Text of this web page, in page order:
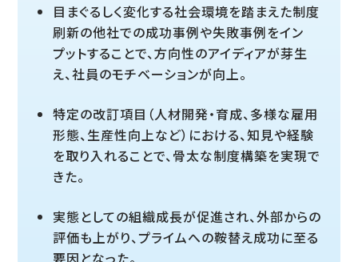
目まぐるしく変化する社会環境を踏まえた制度
刷新の他社での成功事例や失敗事例をイン
プットすることで、方向性のアイディアが芽生
え、社員のモチベーションが向上。
特定の改訂項目（人材開発・育成、多様な雇用
形態、生産性向上など）における、知見や経験
を取り入れることで、骨太な制度構築を実現で
きた。
実態としての組織成長が促進され、外部からの
評価も上がり、プライムへの鞍替え成功に至る
要因となった。